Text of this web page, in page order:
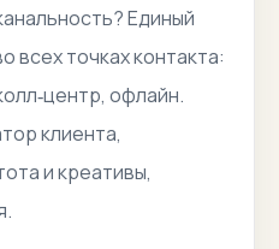
Единый
всех точках контакта:
офлайн.
клиента,
и креативы,